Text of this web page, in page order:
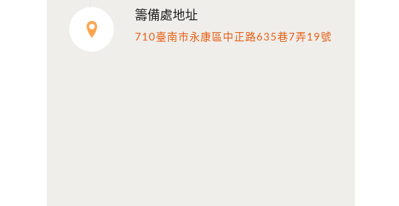
籌備處地址
710臺南市永康區中正路635巷7弄19號